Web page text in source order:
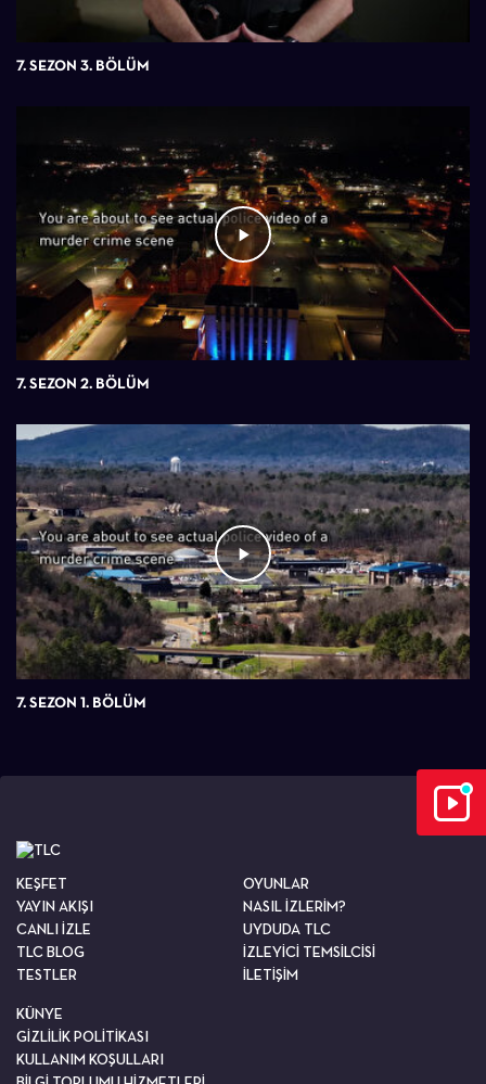
7. SEZON 3. BÖLÜM
7. SEZON 2. BÖLÜM
7. SEZON 1. BÖLÜM
KEŞFET
YAYIN AKIŞI
CANLI İZLE
TLC BLOG
TESTLER
OYUNLAR
NASIL İZLERİM?
UYDUDA TLC
İZLEYİCİ TEMSİLCİSİ
İLETİŞİM
KÜNYE
GİZLİLİK POLİTİKASI
KULLANIM KOŞULLARI